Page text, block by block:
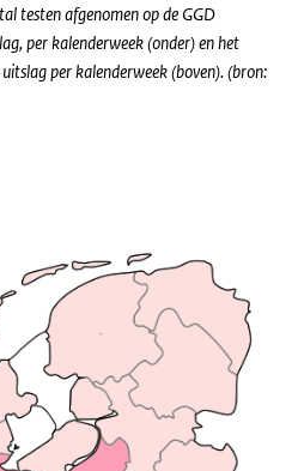
testen afgenomen op de GGD
per kalenderweek (onder) en het
per kalenderweek (boven). (bron: